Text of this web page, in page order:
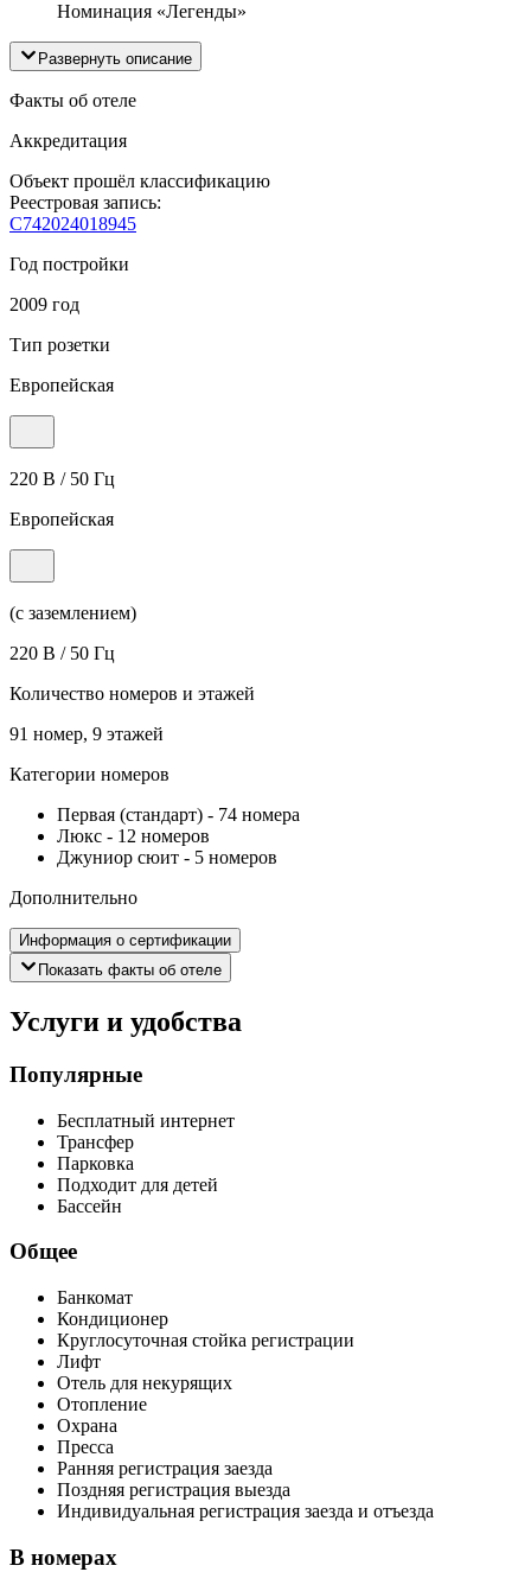
Номинация «Легенды»
Развернуть описание
Факты об отеле
Аккредитация
Объект прошёл классификацию
Реестровая запись:
С742024018945
Год постройки
2009 год
Тип розетки
Европейская
220 В / 50 Гц
Европейская
(с заземлением)
220 В / 50 Гц
Количество номеров и этажей
91 номер, 9 этажей
Категории номеров
Первая (стандарт) - 74 номера
Люкс - 12 номеров
Джуниор сюит - 5 номеров
Дополнительно
Информация о сертификации
Показать факты об отеле
Услуги и удобства
Популярные
Бесплатный интернет
Трансфер
Парковка
Подходит для детей
Бассейн
Общее
Банкомат
Кондиционер
Круглосуточная стойка регистрации
Лифт
Отель для некурящих
Отопление
Охрана
Пресса
Ранняя регистрация заезда
Поздняя регистрация выезда
Индивидуальная регистрация заезда и отъезда
В номерах